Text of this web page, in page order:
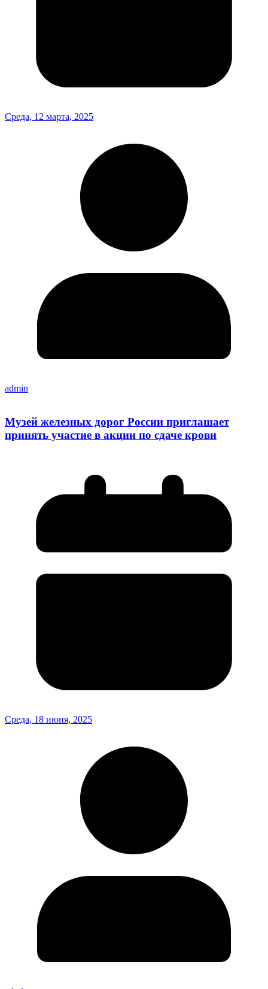
Среда, 12 марта, 2025
admin
Музей железных дорог России приглашает
принять участие в акции по сдаче крови
Среда, 18 июня, 2025